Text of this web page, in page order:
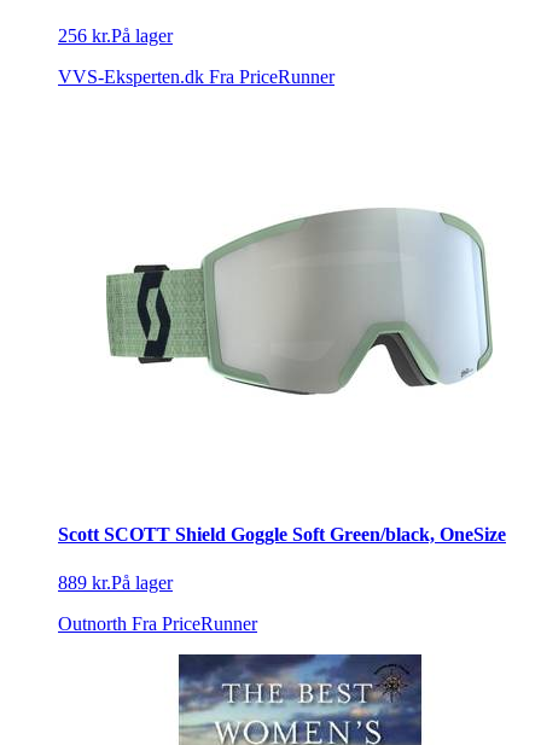
256 kr.På lager
VVS-Eksperten.dk Fra PriceRunner
Scott SCOTT Shield Goggle Soft Green/black, OneSize
889 kr.På lager
Outnorth Fra PriceRunner